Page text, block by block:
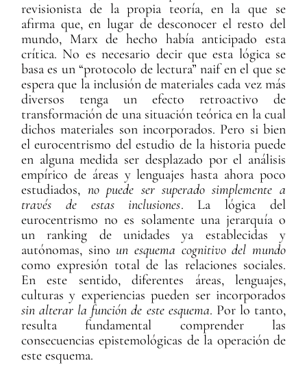
revisionista de la propia teoría, en la que se
afirma que, en lugar de desconocer el resto del
mundo, Marx de hecho había anticipado esta
crítica. No es necesario decir que esta lógica se
basa es un “protocolo de lectura” naif en el que se
espera que la inclusión de materiales cada vez más
diversos tenga un efecto retroactivo de
transformación de una situación teórica en la cual
dichos materiales son incorporados. Pero si bien
el eurocentrismo del estudio de la historia puede
en alguna medida ser desplazado por el análisis
empírico de áreas y lenguajes hasta ahora poco
estudiados, no puede ser superado simplemente a
través de estas inclusiones. La lógica del
eurocentrismo no es solamente una jerarquía o
un ranking de unidades ya establecidas y
autónomas, sinoun esquema cognitivo del mundo
como expresión total de las relaciones sociales.
En este sentido, diferentes áreas, lenguajes,
culturas y experiencias pueden ser incorporados
sin alterar la función de este esquema. Por lo tanto,
resulta fundamental comprender las
consecuencias epistemológicas de la operación de
este esquema.